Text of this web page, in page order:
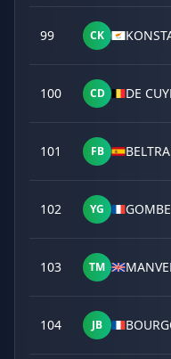
99 CK
100 CD DE
101 FB
102 YG
103 TM
104 JB